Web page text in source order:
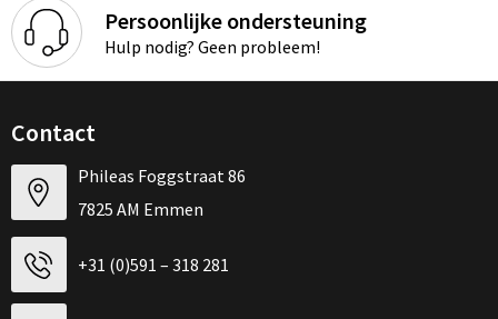
Persoonlijke ondersteuning
Hulp nodig? Geen probleem!
Contact
Phileas Foggstraat 86
7825 AM Emmen
+31 (0)591 – 318 281